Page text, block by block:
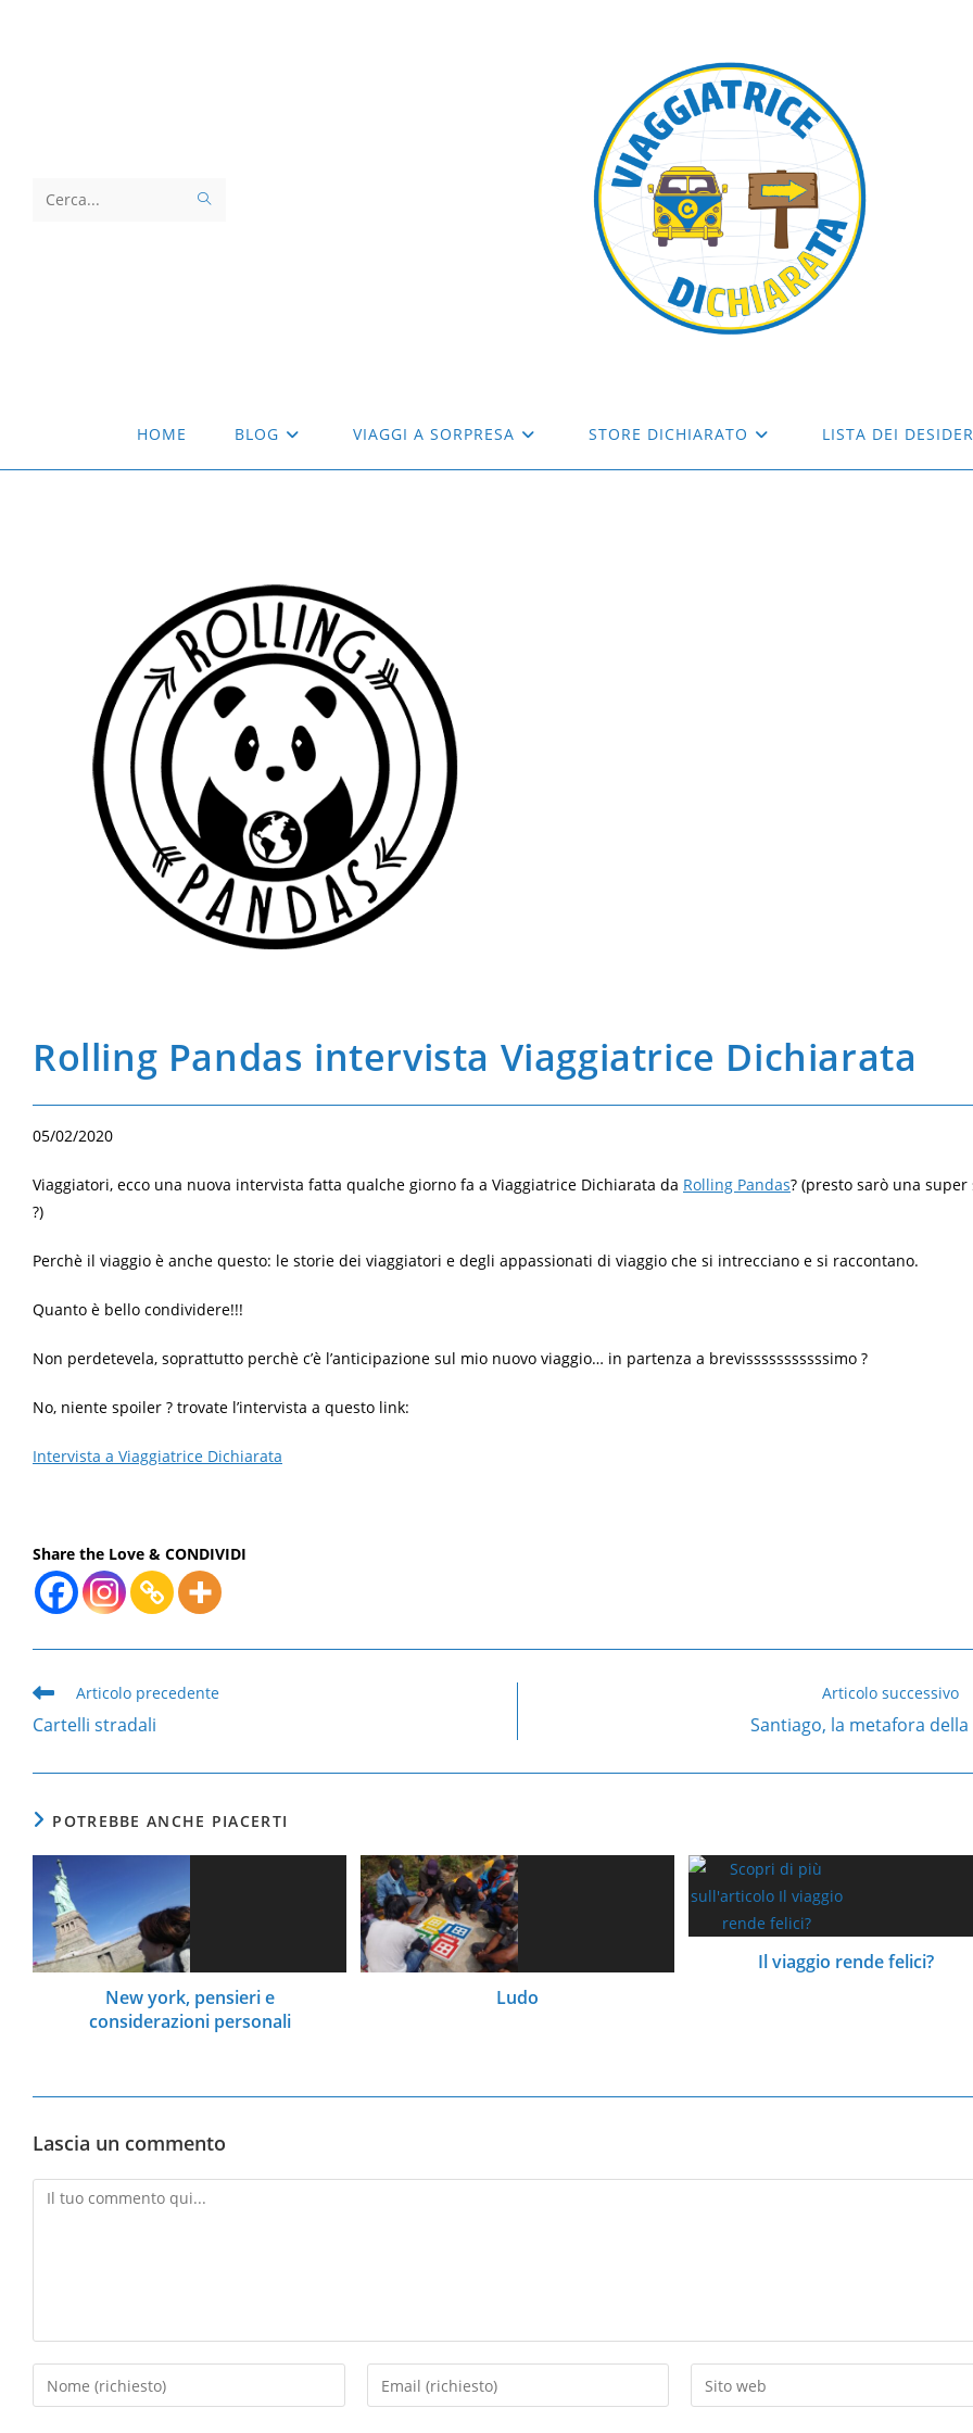
Cerca
HOME BLOG VIAGGI A SORPRESA STORE DICHIARATO LISTA DEI
Rolling Pandas intervista Viaggiatrice Dichiarata
05/02/2020
Viaggiatori, ecco una nuova intervista fatta qualche giorno fa a Viaggiatrice Dichiarata da Rolling Pandas? (presto sarò una super
?)
Perchè il viaggio è anche questo: le storie dei viaggiatori e degli appassionati di viaggio che si intrecciano e si raccontano.
Quanto è bello condividere!!!
Non perdetevela, soprattutto perchè c’è l’anticipazione sul mio nuovo viaggio… in partenza a brevisssssssssssimo ?
No, niente spoiler ? trovate l’intervista a questo link:
Intervista a Viaggiatrice Dichiarata
Share the Love & CONDIVIDI
Leggi
articoli
Articolo precedente
Cartelli stradali
Articolo successivo
Santiago, la metafora
POTREBBE ANCHE PIACERTI
New york, pensieri e
considerazioni personali
Ludo
Il viaggio rende felici?
Lascia un commento
Commento
Inserisci
il
Inserisci
il
Inserisci
l'URL